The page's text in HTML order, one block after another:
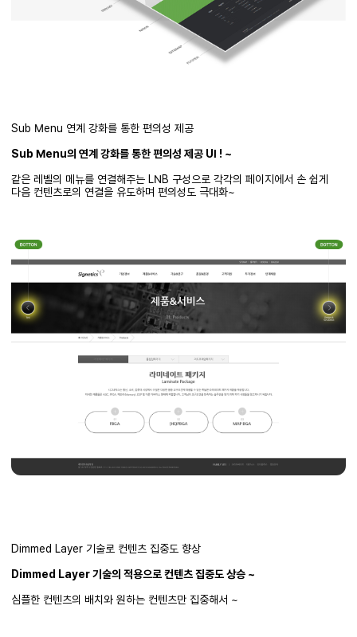
Sub Menu 연계 강화를 통한 편의성 제공
Sub Menu의 연계 강화를 통한 편의성 제공 UI ! ~
같은 레벨의 메뉴를 연결해주는 LNB 구성으로 각각의 페이지에서 손 쉽게
다음 컨텐츠로의 연결을 유도하며 편의성도 극대화~
Dimmed Layer 기술로 컨텐츠 집중도 향상
Dimmed Layer 기술의 적용으로 컨텐츠 집중도 상승 ~
심플한 컨텐츠의 배치와 원하는 컨텐츠만 집중해서 ~